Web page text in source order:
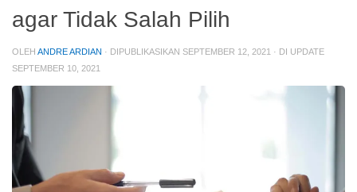
agar Tidak Salah Pilih
OLEH ANDRE ARDIAN · DIPUBLIKASIKAN SEPTEMBER 12, 2021 · DI UPDATE
SEPTEMBER 10, 2021